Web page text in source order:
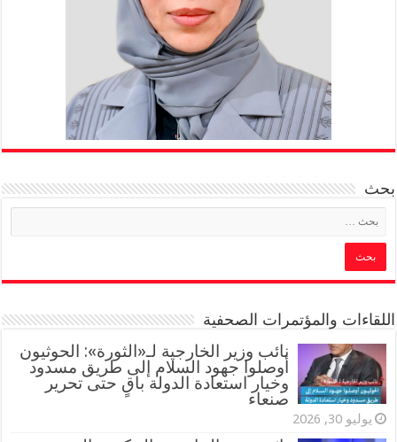
بحث
اللقاءات والمؤتمرات الصحفية
‏نائب وزير الخارجية لـ«الثورة»: الحوثيون
أوصلوا جهود السلام إلى طريق مسدود
وخيار استعادة الدولة باقٍ حتى تحرير
صنعاء
يوليو 30, 2026